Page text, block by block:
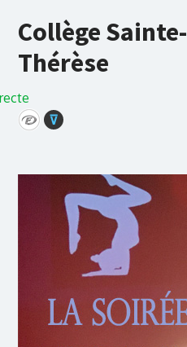
Collège Sainte-
Thérèse
⊽